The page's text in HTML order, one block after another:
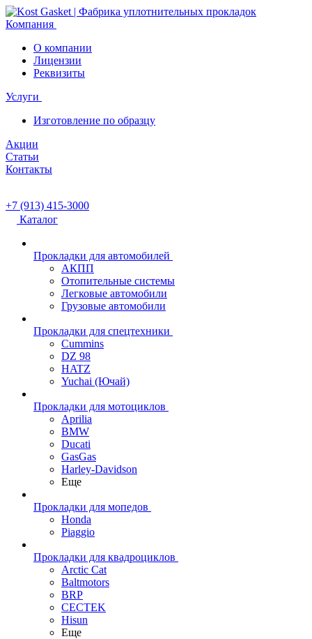
Компания
О компании
Лицензии
Реквизиты
Услуги
Изготовление по образцу
Акции
Статьи
Контакты
+7 (913) 415-3000
Каталог
Прокладки для автомобилей
АКПП
Отопительные системы
Легковые автомобили
Грузовые автомобили
Прокладки для спецтехники
Cummins
DZ 98
HATZ
Yuchai (Ючай)
Прокладки для мотоциклов
Aprilia
BMW
Ducati
GasGas
Harley-Davidson
Еще
Прокладки для мопедов
Honda
Piaggio
Прокладки для квадроциклов
Arctic Cat
Baltmotors
BRP
CECTEK
Hisun
Еще